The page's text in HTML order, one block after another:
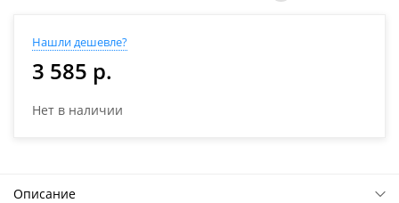
Нашли дешевле?
3 585 р.
Нет в наличии
Описание